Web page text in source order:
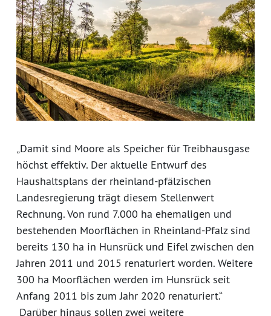
„Damit sind Moore als Speicher für Treibhausgase
höchst effektiv. Der aktuelle Entwurf des
Haushaltsplans der rheinland-pfälzischen
Landesregierung trägt diesem Stellenwert
Rechnung. Von rund 7.000 ha ehemaligen und
bestehenden Moorflächen in Rheinland-Pfalz sind
bereits 130 ha in Hunsrück und Eifel zwischen den
Jahren 2011 und 2015 renaturiert worden. Weitere
300 ha Moorflächen werden im Hunsrück seit
Anfang 2011 bis zum Jahr 2020 renaturiert.“
Darüber hinaus sollen zwei weitere